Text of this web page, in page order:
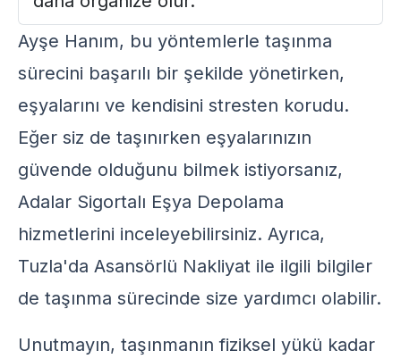
Ayşe Hanım, bu yöntemlerle taşınma
sürecini başarılı bir şekilde yönetirken,
eşyalarını ve kendisini stresten korudu.
Eğer siz de taşınırken eşyalarınızın
güvende olduğunu bilmek istiyorsanız,
Adalar Sigortalı Eşya Depolama
hizmetlerini inceleyebilirsiniz. Ayrıca,
Tuzla'da Asansörlü Nakliyat ile ilgili bilgiler
de taşınma sürecinde size yardımcı olabilir.
Unutmayın, taşınmanın fiziksel yükü kadar